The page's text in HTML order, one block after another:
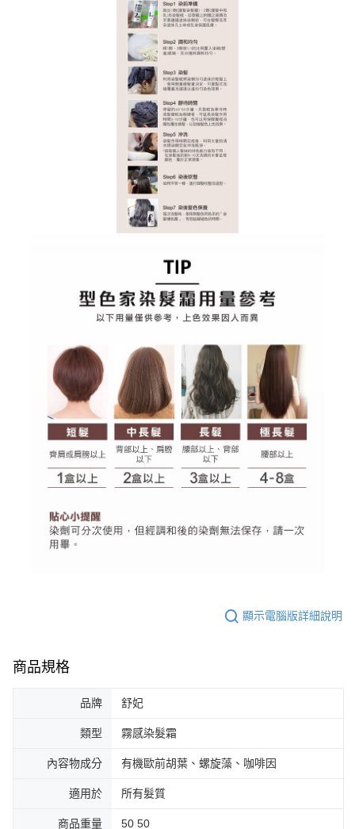
顯示電腦版詳細說明
商品規格
品牌 舒妃
類型 霧感染髮霜
內容物成分 有機歐前胡葉、螺旋藻、咖啡因
適用於 所有髮質
商品重量 50 50